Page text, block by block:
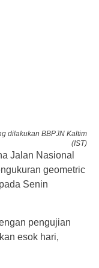
dilakukan BBPJN Kaltim
(IST)
Jalan Nasional
geometric
Senin
pengujian
esok hari,